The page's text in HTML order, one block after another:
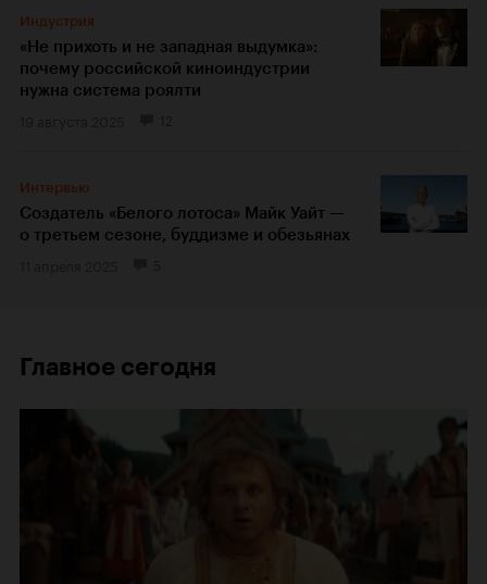
Индустрия
«Не прихоть и не западная выдумка»:
почему российской киноиндустрии
нужна система роялти
Интервью
Создатель «Белого лотоса» Майк Уайт —
о третьем сезоне, буддизме и обезьянах
Главное сегодня